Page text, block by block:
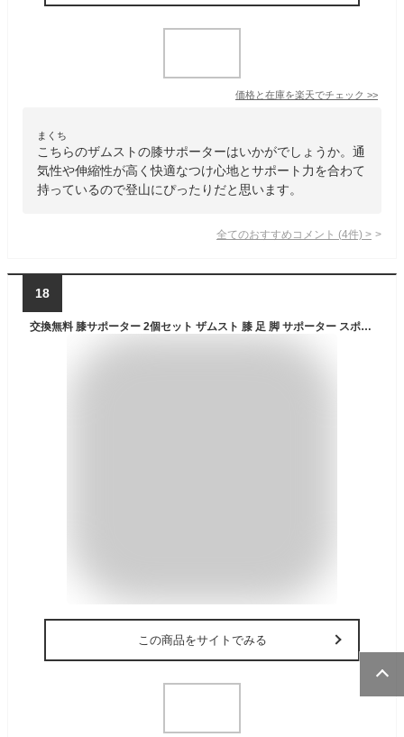
価格と在庫を楽天でチェック >>
まくち
こちらのザムストの膝サポーターはいかがでしょうか。通
気性や伸縮性が高く快適なつけ心地とサポート力を合わて
持っているので登山にぴったりだと思います。
全てのおすすめコメント (4件) >
18
交換無料 膝サポーター 2個セット ザムスト 膝 足 脚 サポーター スポーツ サッカー フットサル バレーボール バレー バスケットボール バスケ 陸上 バドミントン 黒 大きいサイズ 3L L メンズ レディース 男 女 おすすめ EK-3
この商品をサイトでみる